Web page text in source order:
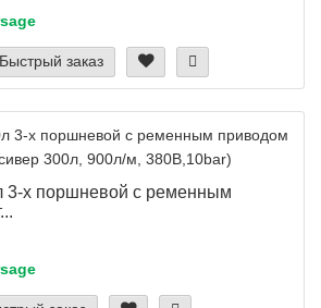
Быстрый заказ
3-х поршневой с ременным